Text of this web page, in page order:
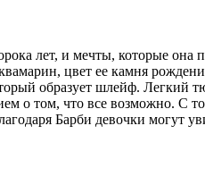
лет, и мечты, которые
цвет ее камня
образует шлейф. Легкий
о том, что все возможно. С
Барби девочки могут